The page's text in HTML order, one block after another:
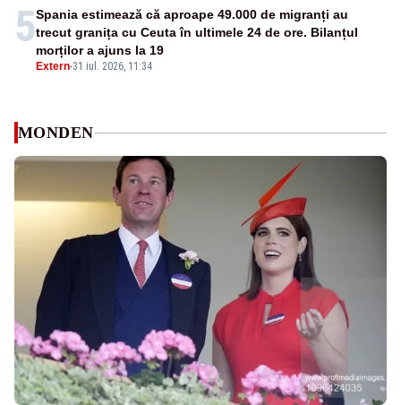
5
Extern-31 iul. 2026, 11:34
Spania estimează că aproape 49.000 de migranți au
trecut granița cu Ceuta în ultimele 24 de ore. Bilanțul
morților a ajuns la 19
MONDEN